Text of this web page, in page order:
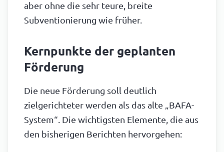
aber ohne die sehr teure, breite
Subventionierung wie früher.
Kernpunkte der geplanten
Förderung
Die neue Förderung soll deutlich
zielgerichteter werden als das alte „BAFA-
System“. Die wichtigsten Elemente, die aus
den bisherigen Berichten hervorgehen: